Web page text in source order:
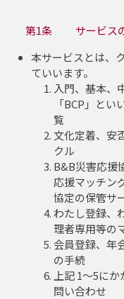
第1条 サービス
本サービスとは、
ていいます。
入門、基本、
「BCP」と
覧
文化定着、安
クル
B&B災害応援
応援マッチン
協定の保管サ
わたし登録、
理者専用等の
会員登録、年
の手続
上記 1～5に
問い合わせ